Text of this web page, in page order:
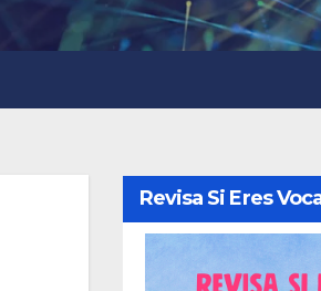
Revisa Si Eres